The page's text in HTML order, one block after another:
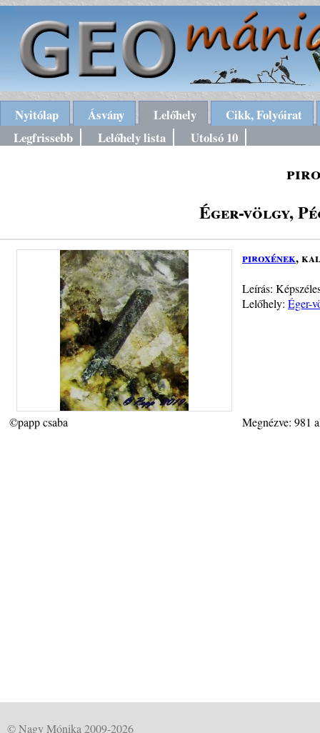
Nyitólap Ásvány Lelőhely
Cikk, Folyóirat
Legfrissebb
Lelőhely lista Utolsó 10
Éger-völgy,
piroxének,
Leírás:
Lelőhely: Éger-
©papp csaba Megnézve: 981
© Nagy Mónika 2009-2026